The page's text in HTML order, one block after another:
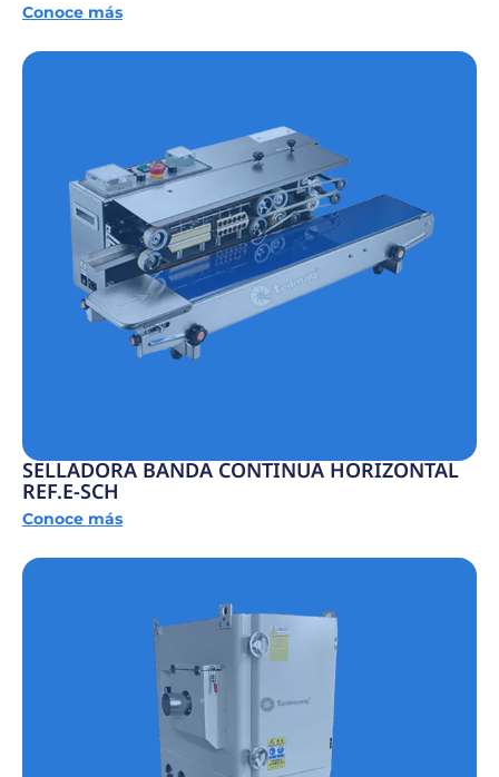
Conoce más
SELLADORA BANDA CONTINUA HORIZONTAL
REF.E-SCH
Conoce más